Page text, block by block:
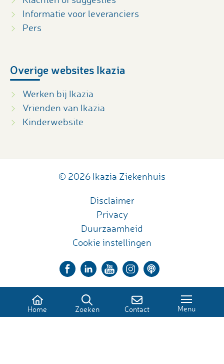
Informatie voor leveranciers
Pers
Overige websites Ikazia
Werken bij Ikazia
Vrienden van Ikazia
Kinderwebsite
© 2026 Ikazia Ziekenhuis
Disclaimer
Privacy
Duurzaamheid
Cookie instellingen
Home Zoeken Contact Menu